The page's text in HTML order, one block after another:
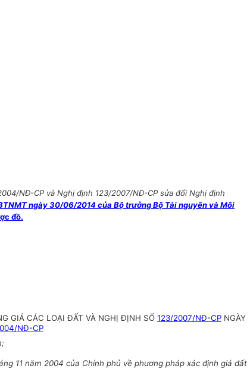
NĐ-CP và Nghị định 123/2007/NĐ-CP sửa đổi Nghị định
ngày 30/06/2014 của Bộ trưởng Bộ Tài nguyên và Môi
đồ.
GIÁ CÁC LOẠI ĐẤT VÀ NGHỊ ĐỊNH SỐ 123/2007/NĐ-CP NGÀY
NĐ-CP
11 năm 2004 của Chính phủ về phương pháp xác định giá đất